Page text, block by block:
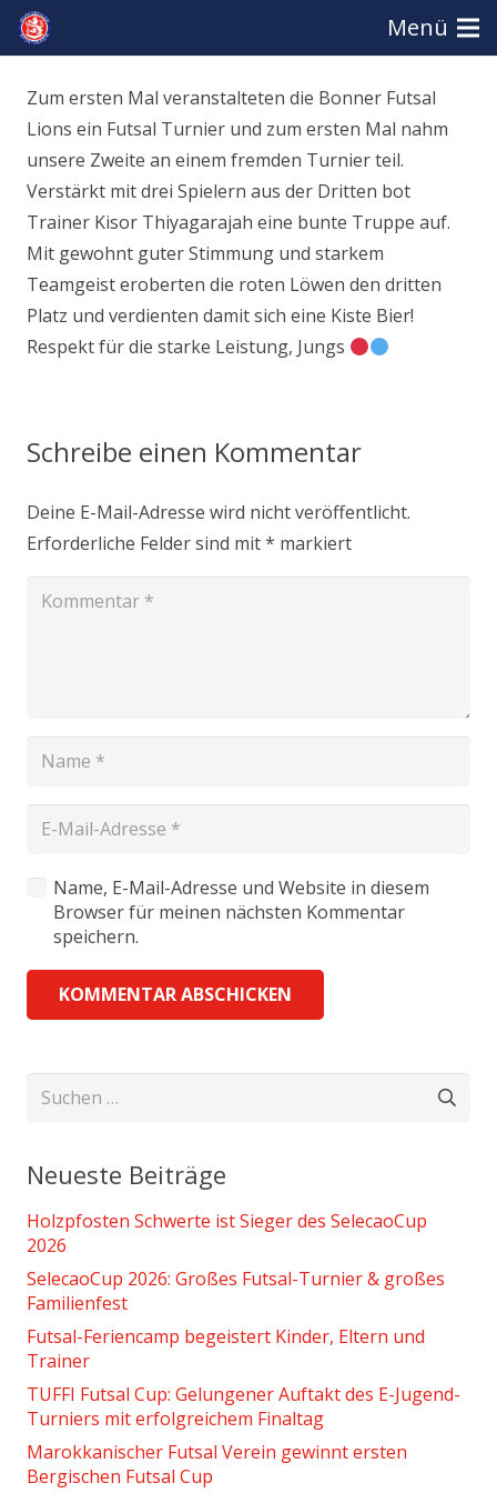
Menü
Zum ersten Mal veranstalteten die Bonner Futsal
Lions ein Futsal Turnier und zum ersten Mal nahm
unsere Zweite an einem fremden Turnier teil.
Verstärkt mit drei Spielern aus der Dritten bot
Trainer Kisor Thiyagarajah eine bunte Truppe auf.
Mit gewohnt guter Stimmung und starkem
Teamgeist eroberten die roten Löwen den dritten
Platz und verdienten damit sich eine Kiste Bier!
Respekt für die starke Leistung, Jungs
Schreibe einen Kommentar
Deine E-Mail-Adresse wird nicht veröffentlicht.
Erforderliche Felder sind mit* markiert
Name, E-Mail-Adresse und Website in diesem
Browser für meinen nächsten Kommentar
speichern.
KOMMENTAR ABSCHICKEN
Suchen
Neueste Beiträge
Holzpfosten Schwerte ist Sieger des SelecaoCup
2026
SelecaoCup 2026: Großes Futsal-Turnier & großes
Familienfest
Futsal-Feriencamp begeistert Kinder, Eltern und
Trainer
TUFFI Futsal Cup: Gelungener Auftakt des E-Jugend-
Turniers mit erfolgreichem Finaltag
Marokkanischer Futsal Verein gewinnt ersten
Bergischen Futsal Cup